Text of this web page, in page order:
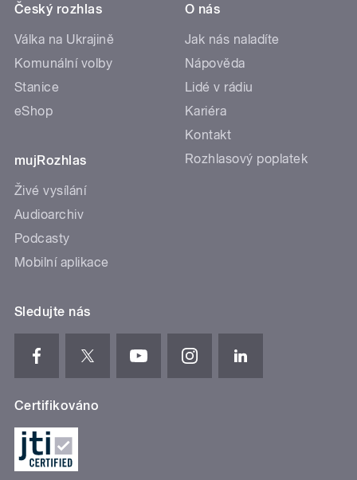
Český rozhlas
Válka na Ukrajině
Komunální volby
Stanice
eShop
mujRozhlas
Živé vysílání
Audioarchiv
Podcasty
Mobilní aplikace
O nás
Jak nás naladíte
Nápověda
Lidé v rádiu
Kariéra
Kontakt
Rozhlasový poplatek
Sledujte nás
Certifikováno